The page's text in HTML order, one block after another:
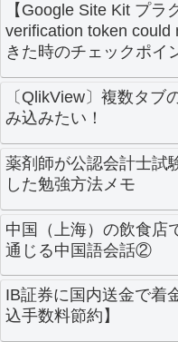
【Google Site Kit プ
verification token could
きた時のチェックポイ
〔QlikView〕複数タブ
み込みたい！
薬剤師が公認会計士試
した勉強方法メモ
中国（上海）の飲食店
通じる中国語会話②
IB証券に国内送金で着
込手数料節約】